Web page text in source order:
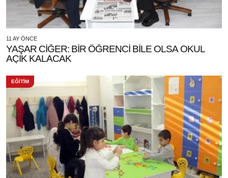
11 AY ÖNCE
YAŞAR CİĞER: BİR ÖĞRENCİ BİLE OLSA OKUL
AÇIK KALACAK
EĞİTİM